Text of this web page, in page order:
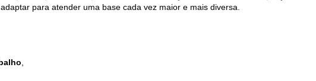
para atender uma base cada vez maior e mais diversa.
,